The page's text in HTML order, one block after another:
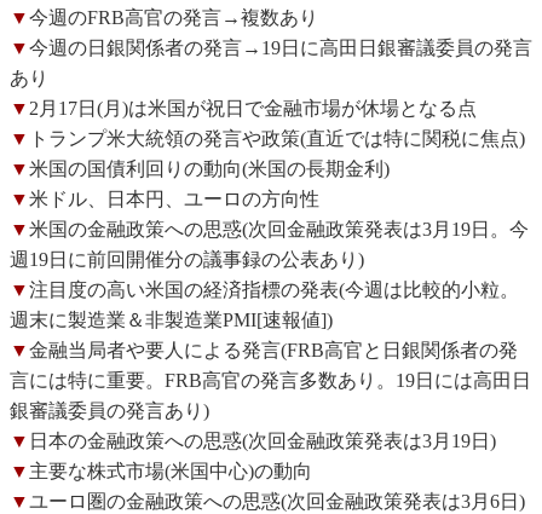
▼今週のFRB高官の発言→複数あり
▼今週の日銀関係者の発言→19日に高田日銀審議委員の発言
あり
▼2月17日(月)は米国が祝日で金融市場が休場となる点
▼ トランプ米大統領の発言や政策(直近では特に関税に焦点)
▼米国の国債利回りの動向(米国の長期金利)
▼米ドル、日本円、ユーロの方向性
▼米国の金融政策への思惑(次回金融政策発表は3月19日。今
週19日に前回開催分の議事録の公表あり)
▼注目度の高い米国の経済指標の発表(今週は比較的小粒。
週末に製造業＆非製造業PMI[速報値])
▼金融当局者や要人による発言(FRB高官と日銀関係者の発
言には特に重要。FRB高官の発言多数あり。19日には高田日
銀審議委員の発言あり)
▼ 日本の金融政策への思惑(次回金融政策発表は3月19日)
▼ 主要な株式市場(米国中心)の動向
▼ユーロ圏の金融政策への思惑(次回金融政策発表は3月6日)